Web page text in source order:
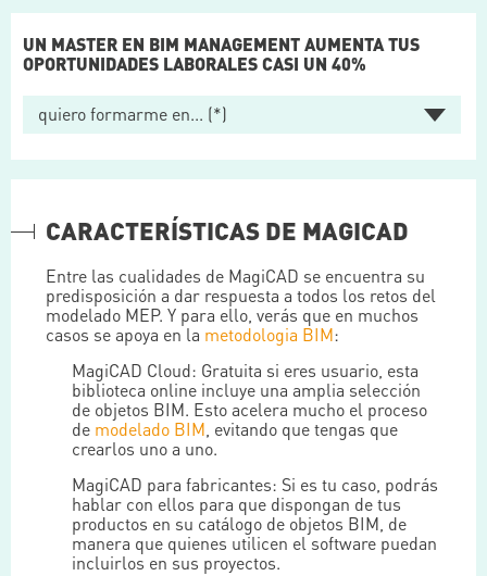
UN MASTER EN BIM MANAGEMENT AUMENTA TUS
OPORTUNIDADES LABORALES CASI UN 40%
CARACTERÍSTICAS DE MAGICAD
Entre las cualidades de MagiCAD se encuentra su
predisposición a dar respuesta a todos los retos del
modelado MEP. Y para ello, verás que en muchos
casos se apoya en la metodologia BIM:
MagiCAD Cloud: Gratuita si eres usuario, esta
biblioteca online incluye una amplia selección
de objetos BIM. Esto acelera mucho el proceso
de modelado BIM, evitando que tengas que
crearlos uno a uno.
MagiCAD para fabricantes: Si es tu caso, podrás
hablar con ellos para que dispongan de tus
productos en su catálogo de objetos BIM, de
manera que quienes utilicen el software puedan
incluirlos en sus proyectos.